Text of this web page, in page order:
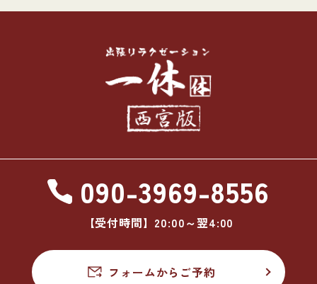
090-3969-8556
【受付時間】20:00～翌4:00
フォームからご予約